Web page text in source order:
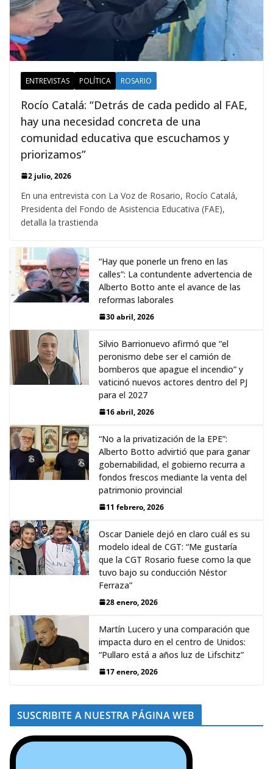
ENTREVISTAS POLÍTICA ROSARIO
Rocío Catalá: “Detrás de cada pedido al FAE,
hay una necesidad concreta de una
comunidad educativa que escuchamos y
priorizamos”
2 julio, 2026
En una entrevista con La Voz de Rosario, Rocío Catalá,
Presidenta del Fondo de Asistencia Educativa (FAE),
detalla la trastienda
“Hay que ponerle un freno en las
calles”: La contundente advertencia de
Alberto Botto ante el avance de las
reformas laborales
30 abril, 2026
Silvio Barrionuevo afirmó que “el
peronismo debe ser el camión de
bomberos que apague el incendio” y
vaticinó nuevos actores dentro del PJ
para el 2027
16 abril, 2026
“No a la privatización de la EPE”:
Alberto Botto advirtió que para ganar
gobernabilidad, el gobierno recurra a
fondos frescos mediante la venta del
patrimonio provincial
11 febrero, 2026
Oscar Daniele dejó en claro cuál es su
modelo ideal de CGT: “Me gustaría
que la CGT Rosario fuese como la que
tuvo bajo su conducción Néstor
Ferraza”
28 enero, 2026
Martín Lucero y una comparación que
impacta duro en el centro de Unidos:
“Pullaro está a años luz de Lifschitz”
17 enero, 2026
SUSCRIBITE A NUESTRA PÁGINA WEB